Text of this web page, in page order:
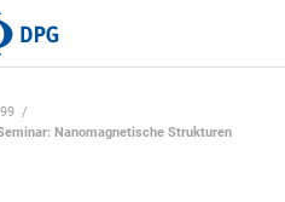
Nanomagnetische Strukturen